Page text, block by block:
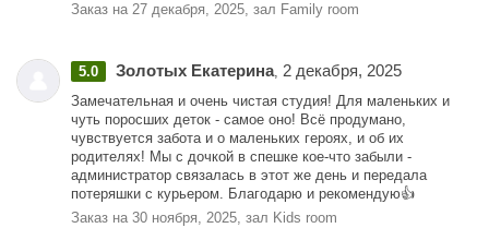
Заказ на 27 декабря, 2025, зал Family room
5.0 Золотых Екатерина, 2 декабря, 2025
Замечательная и очень чистая студия! Для маленьких и
чуть поросших деток - самое оно! Всё продумано,
чувствуется забота и о маленьких героях, и об их
родителях! Мы с дочкой в спешке кое-что забыли -
администратор связалась в этот же день и передала
потеряшки с курьером. Благодарю и рекомендую👍
Заказ на 30 ноября, 2025, зал Kids room